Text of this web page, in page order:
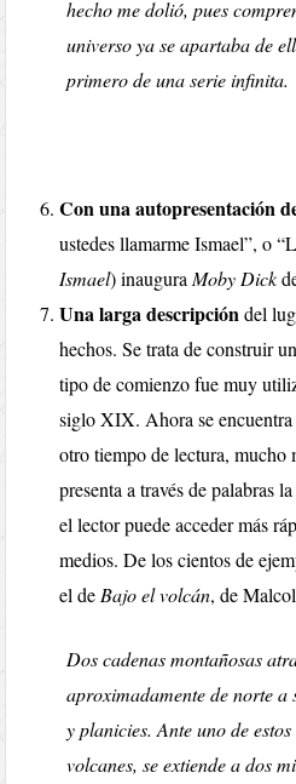
hecho me dolió, pues
universo ya se apartaba de
primero de una serie infinita.
Con una autopresentación
ustedes llamarme Ismael”, o
Ismael) inaugura Moby Dick
Una larga descripcióndel
hechos. Se trata de construir
tipo de comienzo fue muy
siglo XIX. Ahora se encuentra
otro tiempo de lectura, mucho
presenta a través de palabras
el lector puede acceder más
medios. De los cientos de
el de Bajo el volcán, de
Dos cadenas montañosas
aproximadamente de norte
y planicies. Ante uno de
volcanes, se extiende a dos